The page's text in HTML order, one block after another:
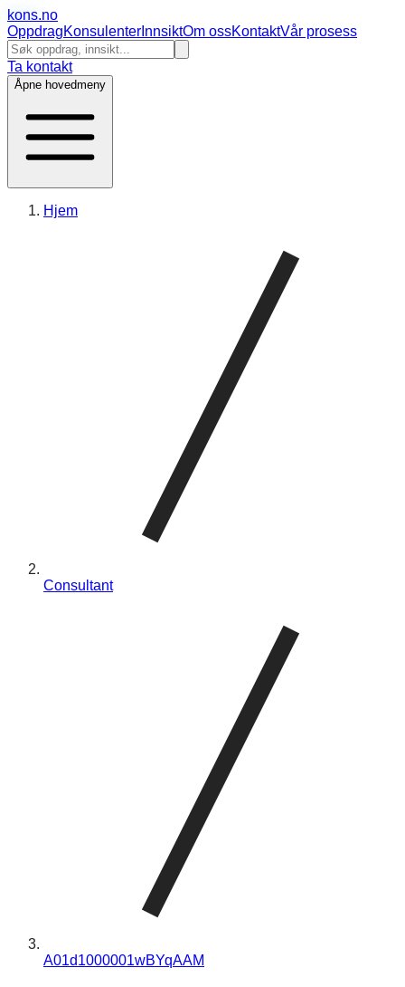
kons.no
OppdragKonsulenter InnsiktOm ossKontaktVår prosess
Ta kontakt
Åpne hovedmeny
Hjem
Consultant
A01d1000001wBYqAAM